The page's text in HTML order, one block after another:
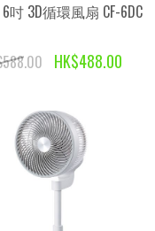
6吋 3D循環風扇 CF-6DC
HK$488.00